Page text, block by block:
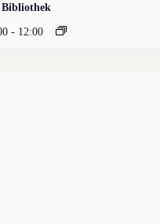
Bibliothek
- 12:00